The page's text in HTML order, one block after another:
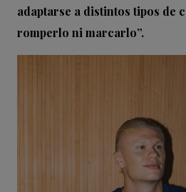
adaptarse a distintos tipos de
romperlo ni marcarlo”.